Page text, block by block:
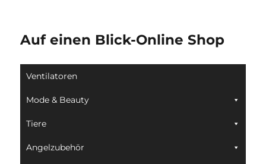
Auf einen Blick-Online Shop
Ventilatoren
Mode & Beauty
Tiere
Angelzubehör